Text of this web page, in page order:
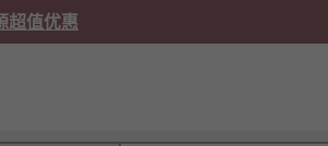
超值优惠